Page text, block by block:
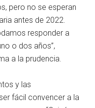
pero no se esperan
antes de 2022.
responder a
o dos años”,
a la prudencia.
y las
fácil convencer a la